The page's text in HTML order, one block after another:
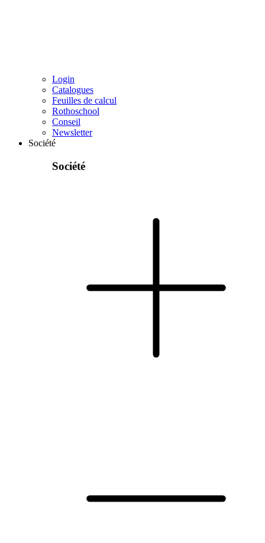
Login
Catalogues
Feuilles de calcul
Rothoschool
Conseil
Newsletter
Société
Société